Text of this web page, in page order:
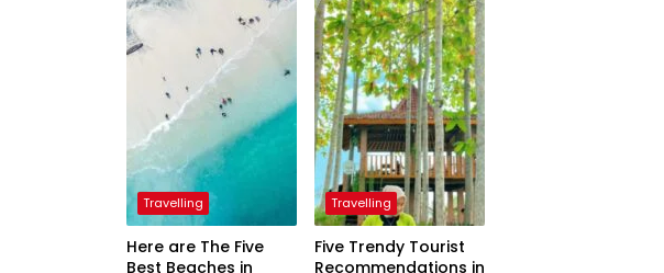
Travelling
Here are The Five
Best Beaches in
Travelling
Five Trendy Tourist
Recommendations in